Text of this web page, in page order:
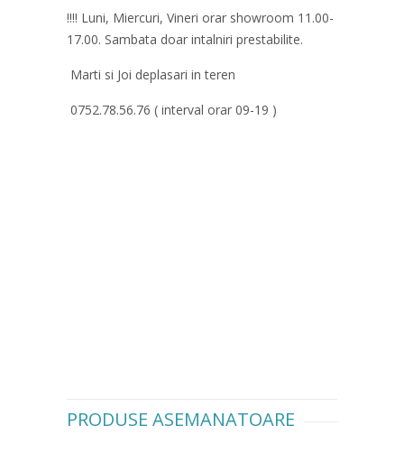
!!!! Luni, Miercuri, Vineri orar showroom 11.00-
17.00. Sambata doar intalniri prestabilite.
Marti si Joi deplasari in teren
0752.78.56.76 ( interval orar 09-19 )
PRODUSE ASEMANATOARE